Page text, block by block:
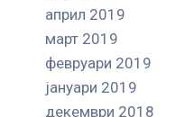
април 2019
март 2019
февруари 2019
јануари 2019
декември 2018